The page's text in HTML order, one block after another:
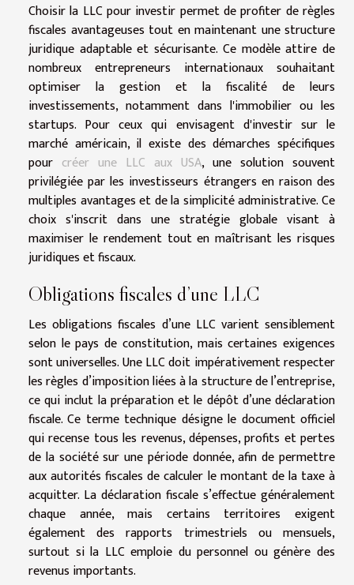
Choisir la LLC pour investir permet de profiter de règles
fiscales avantageuses tout en maintenant une structure
juridique adaptable et sécurisante. Ce modèle attire de
nombreux entrepreneurs internationaux souhaitant
optimiser la gestion et la fiscalité de leurs
investissements, notamment dans l'immobilier ou les
startups. Pour ceux qui envisagent d'investir sur le
marché américain, il existe des démarches spécifiques
pour créer une LLC aux USA, une solution souvent
privilégiée par les investisseurs étrangers en raison des
multiples avantages et de la simplicité administrative. Ce
choix s'inscrit dans une stratégie globale visant à
maximiser le rendement tout en maîtrisant les risques
juridiques et fiscaux.
Obligations fiscales d’une LLC
Les obligations fiscales d’une LLC varient sensiblement
selon le pays de constitution, mais certaines exigences
sont universelles. Une LLC doit impérativement respecter
les règles d’imposition liées à la structure de l’entreprise,
ce qui inclut la préparation et le dépôt d’une déclaration
fiscale. Ce terme technique désigne le document officiel
qui recense tous les revenus, dépenses, profits et pertes
de la société sur une période donnée, afin de permettre
aux autorités fiscales de calculer le montant de la taxe à
acquitter. La déclaration fiscale s’effectue généralement
chaque année, mais certains territoires exigent
également des rapports trimestriels ou mensuels,
surtout si la LLC emploie du personnel ou génère des
revenus importants.